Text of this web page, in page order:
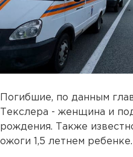
Погибшие, по данным
Текслера - женщина и
рождения. Также
ожоги 1,5 летнем ребенке.